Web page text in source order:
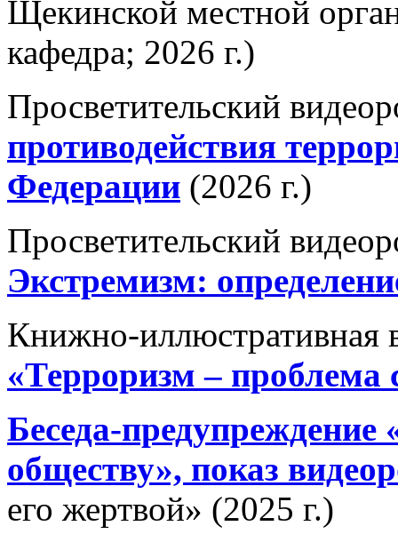
Щекинской местной
кафедра; 2026 г.)
Просветительский
противодействия
Федерации (2026 г.)
Просветительский
Экстремизм:
Книжно-иллюстративная
«Терроризм – проблема
Беседа-предупреждение
обществу», показ
его жертвой» (2025 г.)